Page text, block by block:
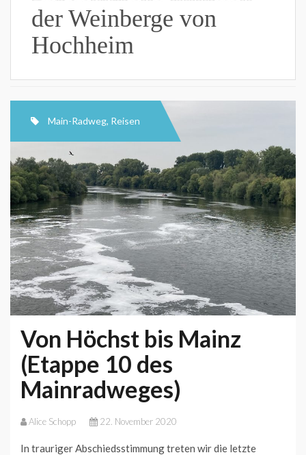
der Weinberge von
Hochheim
Main-Radweg, Reisen
Von Höchst bis Mainz
(Etappe 10 des
Mainradweges)
Alice Schopp 22. November 2020
In trauriger Abschiedsstimmung treten wir die letzte